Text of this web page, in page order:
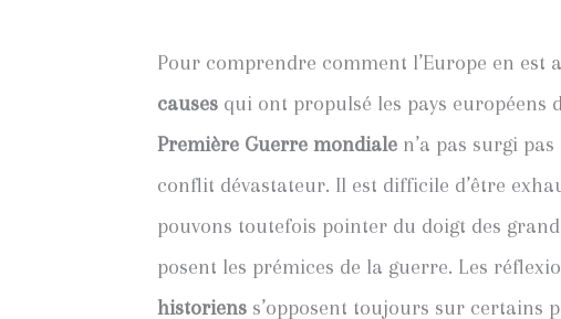
Pour comprendre comment l’Europe en
causes qui ont propulsé les pays
Première Guerre mondiale n’a pas surgi
conflit dévastateur. Il est difficile d’être
pouvons toutefois pointer du doigt des
posent les prémices de la guerre. Les
historiens s’opposent toujours sur certains